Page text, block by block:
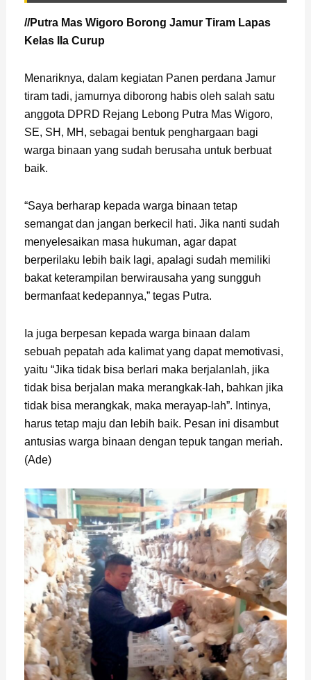
//Putra Mas Wigoro Borong Jamur Tiram Lapas
Kelas IIa Curup
Menariknya, dalam kegiatan Panen perdana Jamur
tiram tadi, jamurnya diborong habis oleh salah satu
anggota DPRD Rejang Lebong Putra Mas Wigoro,
SE, SH, MH, sebagai bentuk penghargaan bagi
warga binaan yang sudah berusaha untuk berbuat
baik.
“Saya berharap kepada warga binaan tetap
semangat dan jangan berkecil hati. Jika nanti sudah
menyelesaikan masa hukuman, agar dapat
berperilaku lebih baik lagi, apalagi sudah memiliki
bakat keterampilan berwirausaha yang sungguh
bermanfaat kedepannya,” tegas Putra.
Ia juga berpesan kepada warga binaan dalam
sebuah pepatah ada kalimat yang dapat memotivasi,
yaitu “Jika tidak bisa berlari maka berjalanlah, jika
tidak bisa berjalan maka merangkak-lah, bahkan jika
tidak bisa merangkak, maka merayap-lah”. Intinya,
harus tetap maju dan lebih baik. Pesan ini disambut
antusias warga binaan dengan tepuk tangan meriah.
(Ade)